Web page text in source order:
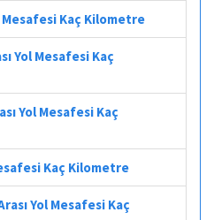
Mesafesi Kaç Kilometre
Yol Mesafesi Kaç
Yol Mesafesi Kaç
Kaç Kilometre
Yol Mesafesi Kaç